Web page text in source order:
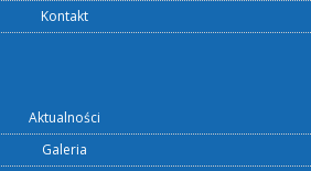
Kontakt
Aktualności
Galeria